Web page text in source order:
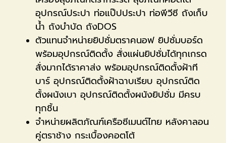
อุปกรณ์ประปา ท่อแป๊ปประปา ท่อพีวีซี ถังเก็บ
น้ำ ถังบำบัด ถังDOS
ตัวแทนจำหน่ายยิปซั่มตราคนอฟ ยิปซั่มบอร์ด
พร้อมอุปกรณ์ติดตั้ง สั่งแผ่นยิปซั่มได้ทุกเกรด
สั่งมากได้ราคาส่ง พร้อมอุปกรณ์ติดตั้งฝ้าที
บาร์ อุปกรณ์ติดตั้งฝ้าฉาบเรียบ อุปกรณ์ติด
ตั้งผนังเบา อุปกรณ์ติดตั้งผนังยิปซั่ม มีครบ
ทุกชิ้น
จำหน่ายผลิตภัณฑ์เครือซีเมนต์ไทย หลังคาลอน
คู่ตราช้าง กระเบื้องคอตโต้